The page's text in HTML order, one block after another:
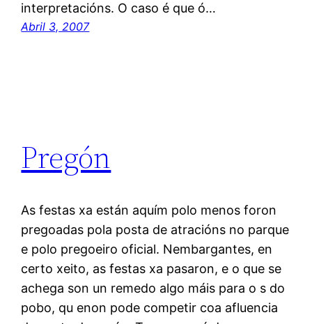
interpretacións. O caso é que ó…
Abril 3, 2007
Pregón
As festas xa están aquím polo menos foron
pregoadas pola posta de atracións no parque
e polo pregoeiro oficial. Nembargantes, en
certo xeito, as festas xa pasaron, e o que se
achega son un remedo algo máis para o s do
pobo, qu enon pode competir coa afluencia